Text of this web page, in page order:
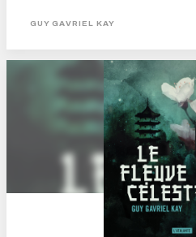
exceptionnelle. Parce que ceux qui le
GUY GAVRIEL KAY